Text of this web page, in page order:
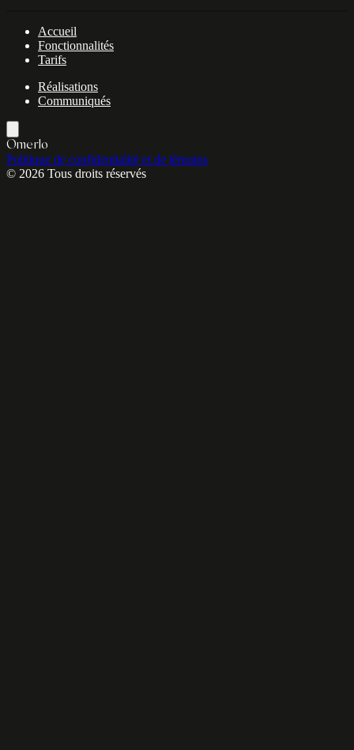
Accueil
Fonctionnalités
Tarifs
Réalisations
Communiqués
Omerlo
Politique de confidentialité et de témoins
© 2026 Tous droits réservés